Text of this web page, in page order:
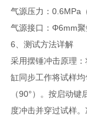
气源压力：0.6MPa
气源接口：Φ6mm聚
6、测试方法详解
采用摆锤冲击原理
缸同步工作将试样
（90°）。按启动
度冲击并穿过试样